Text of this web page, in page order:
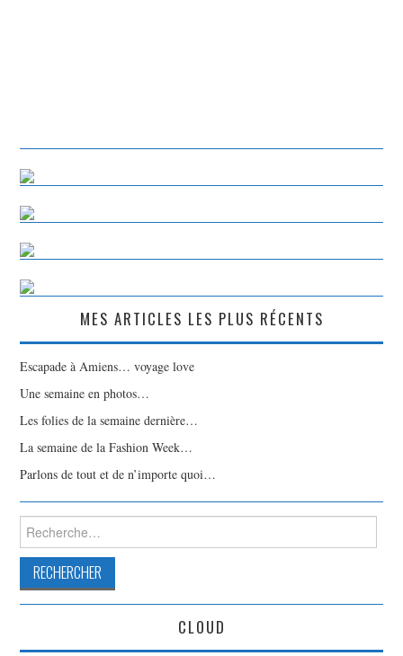
MES ARTICLES LES PLUS RÉCENTS
Escapade à Amiens… voyage love
Une semaine en photos…
Les folies de la semaine dernière…
La semaine de la Fashion Week…
Parlons de tout et de n’importe quoi…
Rechercher :
CLOUD